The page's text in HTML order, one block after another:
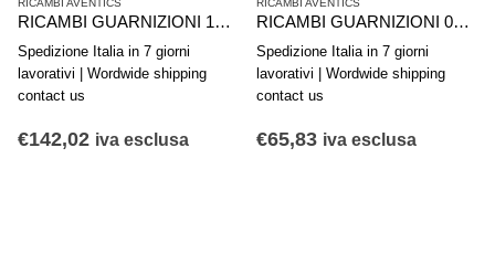
RICAMBI GUARNIZIONI 1827004808 AVENTICS SERIE PRA C10A 125 NA PERB
Spedizione Italia in 7 giorni
lavorativi | Wordwide shipping
contact us
€142,02 iva esclusa
RICAMBI GUARNIZIONI 0490368000 AVENTICS PER MINICILINDRI SERIE 130 DMR. 12
Spedizione Italia in 7 giorni
lavorativi | Wordwide shipping
contact us
€65,83 iva esclusa